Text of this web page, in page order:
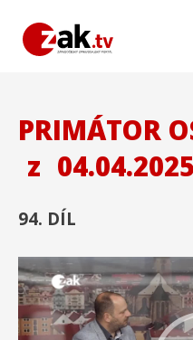
PRIMÁTOR
z 04.04.2025
94. DÍL